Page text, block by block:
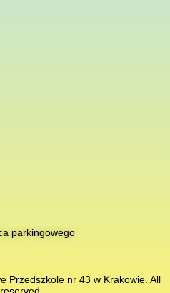
parkingowego
Przedszkole nr 43 w Krakowie. All